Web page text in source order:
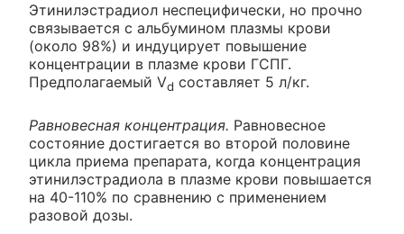
Этинилэстрадиол неспецифически, но прочно
связывается с альбумином плазмы крови
(около 98%) и индуцирует повышение
концентрации в плазме крови ГСПГ.
Предполагаемый Vd составляет 5 л/кг.
Равновесная концентрация. Равновесное
состояние достигается во второй половине
цикла приема препарата, когда концентрация
этинилэстрадиола в плазме крови повышается
на 40-110% по сравнению с применением
разовой дозы.